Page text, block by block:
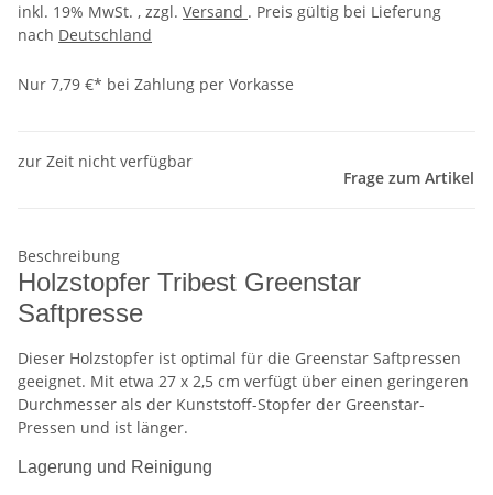
inkl. 19% MwSt. , zzgl. Versand . Preis gültig bei Lieferung
nach Deutschland
Nur 7,79 €* bei Zahlung per Vorkasse
zur Zeit nicht verfügbar
Frage zum Artikel
Beschreibung
Holzstopfer Tribest Greenstar
Saftpresse
Dieser Holzstopfer ist optimal für die Greenstar Saftpressen
geeignet. Mit etwa 27 x 2,5 cm verfügt über einen geringeren
Durchmesser als der Kunststoff-Stopfer der Greenstar-
Pressen und ist länger.
Lagerung und Reinigung